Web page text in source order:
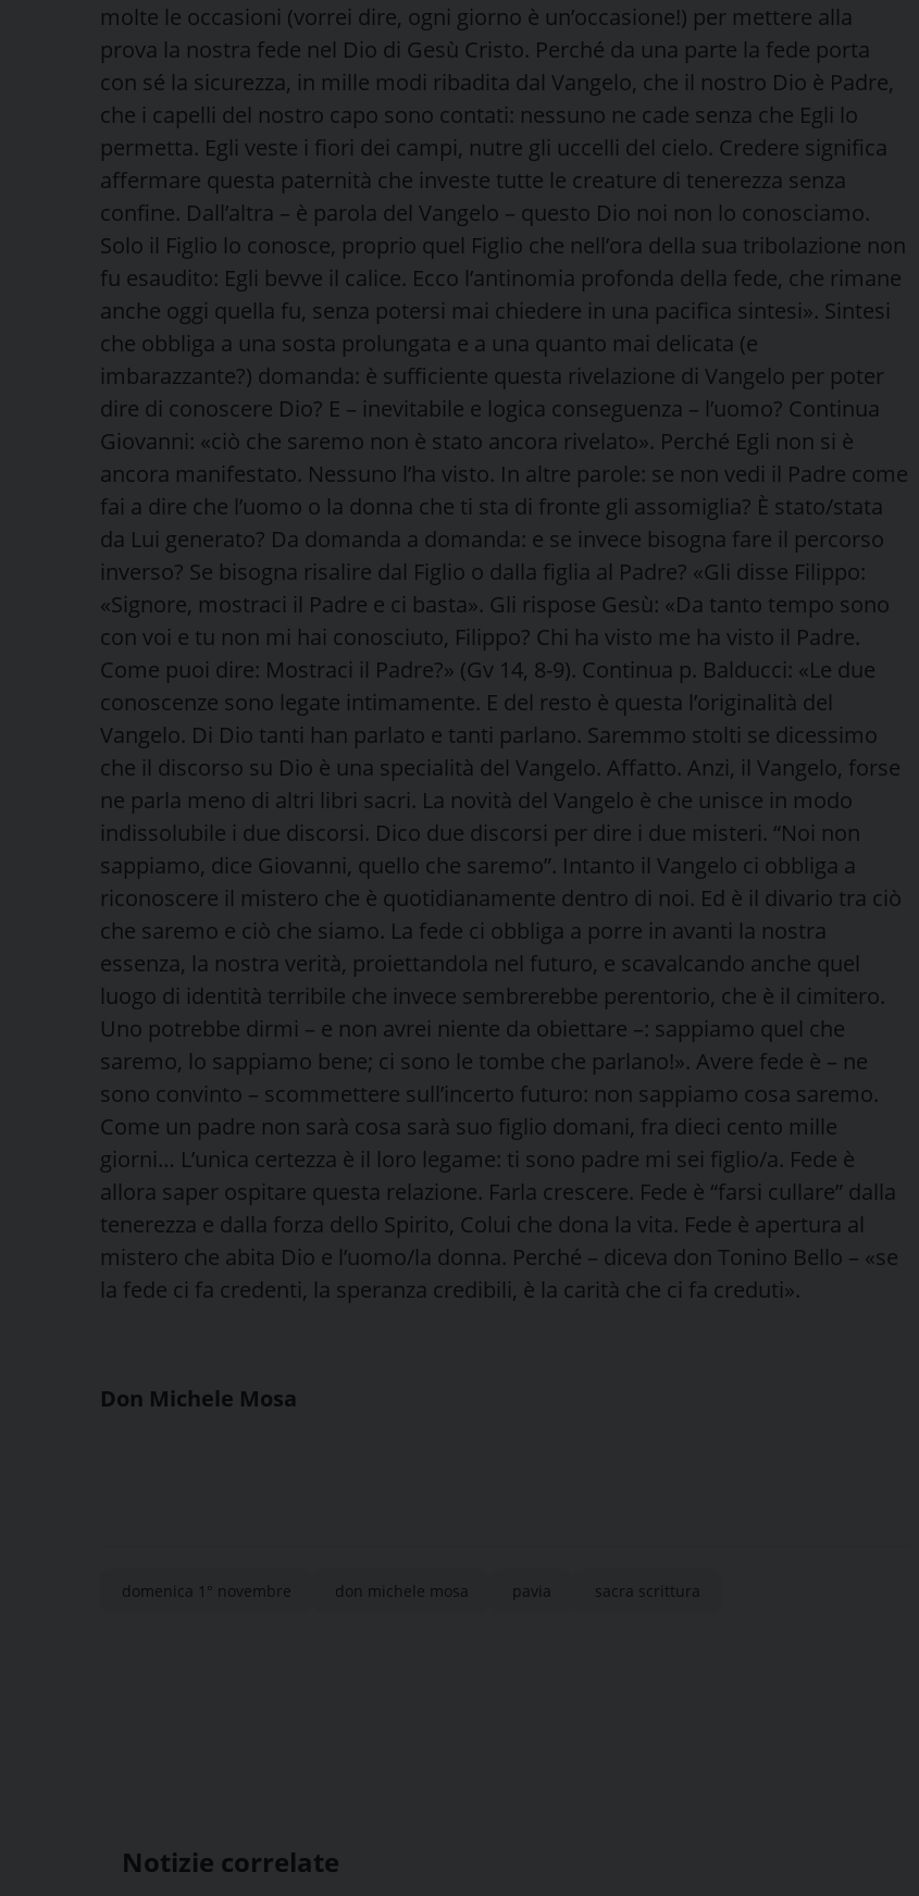
molte le occasioni (vorrei dire, ogni giorno è un’occasione!) per mettere alla
prova la nostra fede nel Dio di Gesù Cristo. Perché da una parte la fede porta
con sé la sicurezza, in mille modi ribadita dal Vangelo, che il nostro Dio è Padre,
che i capelli del nostro capo sono contati: nessuno ne cade senza che Egli lo
permetta. Egli veste i fiori dei campi, nutre gli uccelli del cielo. Credere significa
affermare questa paternità che investe tutte le creature di tenerezza senza
confine. Dall’altra – è parola del Vangelo – questo Dio noi non lo conosciamo.
Solo il Figlio lo conosce, proprio quel Figlio che nell’ora della sua tribolazione non
fu esaudito: Egli bevve il calice. Ecco l’antinomia profonda della fede, che rimane
anche oggi quella fu, senza potersi mai chiedere in una pacifica sintesi». Sintesi
che obbliga a una sosta prolungata e a una quanto mai delicata (e
imbarazzante?) domanda: è sufficiente questa rivelazione di Vangelo per poter
dire di conoscere Dio? E – inevitabile e logica conseguenza – l’uomo? Continua
Giovanni: «ciò che saremo non è stato ancora rivelato». Perché Egli non si è
ancora manifestato. Nessuno l’ha visto. In altre parole: se non vedi il Padre come
fai a dire che l’uomo o la donna che ti sta di fronte gli assomiglia? È stato/stata
da Lui generato? Da domanda a domanda: e se invece bisogna fare il percorso
inverso? Se bisogna risalire dal Figlio o dalla figlia al Padre? «Gli disse Filippo:
«Signore, mostraci il Padre e ci basta». Gli rispose Gesù: «Da tanto tempo sono
con voi e tu non mi hai conosciuto, Filippo? Chi ha visto me ha visto il Padre.
Come puoi dire: Mostraci il Padre?» (Gv 14, 8-9). Continua p. Balducci: «Le due
conoscenze sono legate intimamente. E del resto è questa l’originalità del
Vangelo. Di Dio tanti han parlato e tanti parlano. Saremmo stolti se dicessimo
che il discorso su Dio è una specialità del Vangelo. Affatto. Anzi, il Vangelo, forse
ne parla meno di altri libri sacri. La novità del Vangelo è che unisce in modo
indissolubile i due discorsi. Dico due discorsi per dire i due misteri. “Noi non
sappiamo, dice Giovanni, quello che saremo”. Intanto il Vangelo ci obbliga a
riconoscere il mistero che è quotidianamente dentro di noi. Ed è il divario tra ciò
che saremo e ciò che siamo. La fede ci obbliga a porre in avanti la nostra
essenza, la nostra verità, proiettandola nel futuro, e scavalcando anche quel
luogo di identità terribile che invece sembrerebbe perentorio, che è il cimitero.
Uno potrebbe dirmi – e non avrei niente da obiettare –: sappiamo quel che
saremo, lo sappiamo bene; ci sono le tombe che parlano!». Avere fede è – ne
sono convinto – scommettere sull’incerto futuro: non sappiamo cosa saremo.
Come un padre non sarà cosa sarà suo figlio domani, fra dieci cento mille
giorni… L’unica certezza è il loro legame: ti sono padre mi sei figlio/a. Fede è
allora saper ospitare questa relazione. Farla crescere. Fede è “farsi cullare” dalla
tenerezza e dalla forza dello Spirito, Colui che dona la vita. Fede è apertura al
mistero che abita Dio e l’uomo/la donna. Perché – diceva don Tonino Bello – «se
la fede ci fa credenti, la speranza credibili, è la carità che ci fa creduti».
Don Michele Mosa
domenica 1° novembre don michele mosa pavia sacra scrittura
Notizie correlate